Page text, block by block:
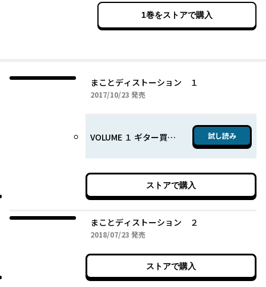
1巻をストアで購入
まことディストーション １
2017/10/23 2017年10月23日
発売
VOLUME １ ギター買ったんですよ～！ 試し読み
ストアで購入
まことディストーション ２
2018/07/23 2018年07月23日
発売
ストアで購入